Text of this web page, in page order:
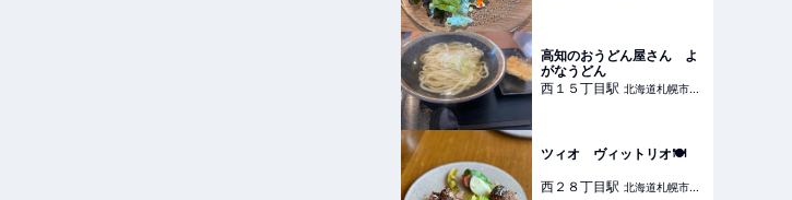
高知のおうどん屋さん よ
がなうどん
西１５丁目駅 北海道札幌市中
ツィオ ヴィットリオ🍽️
西２８丁目駅 北海道札幌市中